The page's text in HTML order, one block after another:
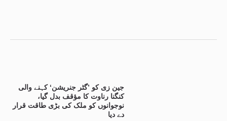
جین زی کو ’گٹر جنریشن‘ کہنے والی
کنگنا رناوت کا مؤقف بدل گیا،
نوجوانوں کو ملک کی بڑی طاقت قرار
دے دیا